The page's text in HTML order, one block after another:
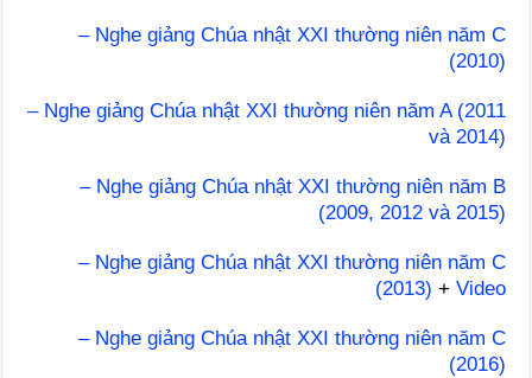
– Nghe giảng Chúa nhật XXI thường niên năm C
(2010)
– Nghe giảng Chúa nhật XXI thường niên năm A (2011
và 2014)
– Nghe giảng Chúa nhật XXI thường niên năm B
(2009, 2012 và 2015)
– Nghe giảng Chúa nhật XXI thường niên năm C
(2013) + Video
– Nghe giảng Chúa nhật XXI thường niên năm C
(2016)